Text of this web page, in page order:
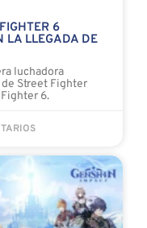
6
LA LLEGADA DE
luchadora
Street Fighter
6.